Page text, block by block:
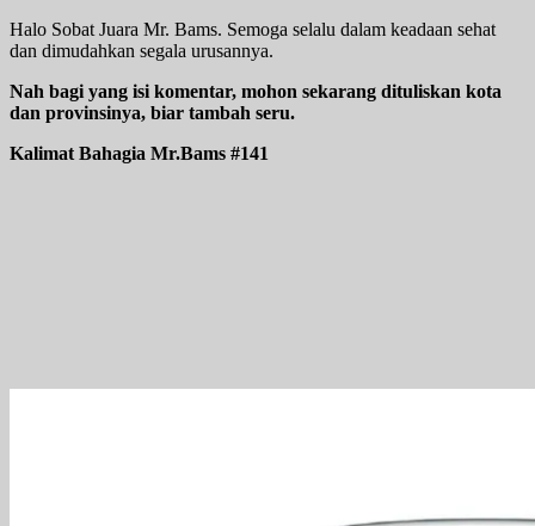
Halo Sobat Juara Mr. Bams. Semoga selalu dalam keadaan sehat
dan dimudahkan segala urusannya.
Nah bagi yang isi komentar, mohon sekarang dituliskan kota
dan provinsinya, biar tambah seru.
Kalimat Bahagia Mr.Bams #141